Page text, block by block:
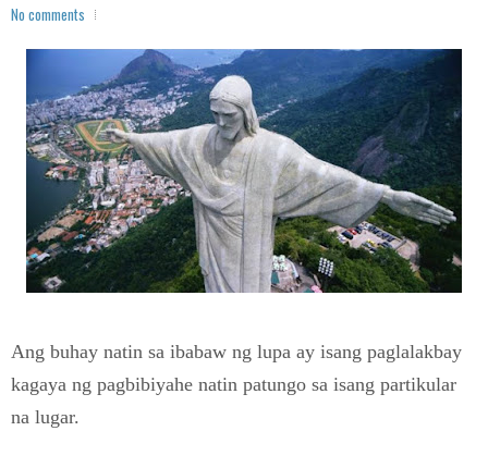
No comments
Ang buhay natin sa ibabaw ng lupa ay isang paglalakbay
kagaya ng pagbibiyahe natin patungo sa isang partikular
na lugar.